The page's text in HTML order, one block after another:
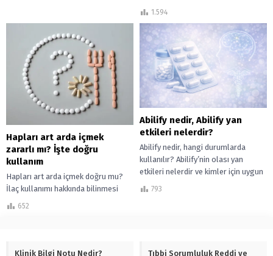
1.594
Hapları art arda içmek
zararlı mı? İşte doğru
kullanım
Hapları art arda içmek doğru mu?
İlaç kullanımı hakkında bilinmesi
gerekenler. Doktorunuza
652
Abilify nedir, Abilify yan
etkileri nelerdir?
Abilify nedir, hangi durumlarda
kullanılır? Abilify’nin olası yan
etkileri nelerdir ve kimler için uygun
793
Klinik Bilgi Notu Nedir? Tıbbi Sorumluluk Reddi ve